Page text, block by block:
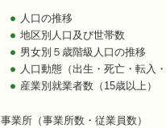
人口の推移
地区別人口及び世帯数
男女別５歳階級人口の推移
人口動態（出生・死亡・転入
産業別就業者数（15歳以上）
事業所（事業所数・従業員数）